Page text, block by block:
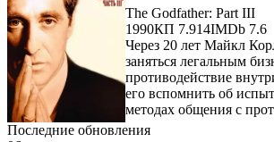
The Godfather: Part III
1990КП 7.914IMDb 7.6
Через 20 лет Майкл
заняться легальным
противодействие
его вспомнить об
методах общения с
Последние обновления